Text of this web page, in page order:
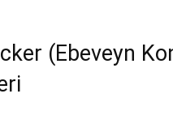
(Ebeveyn